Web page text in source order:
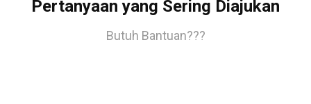
Pertanyaan yang Sering Diajukan
Butuh Bantuan???